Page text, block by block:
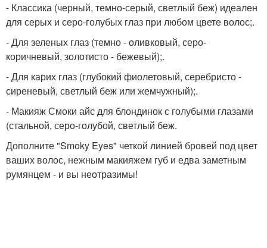
- Классика (черный, темно-серый, светлый беж) идеален
для серых и серо-голубых глаз при любом цвете волос;.
- Для зеленых глаз (темно - оливковый, серо-
коричневый, золотисто - бежевый);.
- Для карих глаз (глубокий фиолетовый, серебристо -
сиреневый, светлый беж или жемчужный);.
- Макияж Смоки айс для блондинок с голубыми глазами
(стальной, серо-голубой, светлый беж.
Дополните "Smoky Eyes" четкой линией бровей под цвет
ваших волос, нежным макияжем губ и едва заметным
румянцем - и вы неотразимы!